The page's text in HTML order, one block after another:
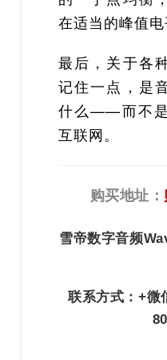
在适当的峰值电
最后，关于各
记住一点，是
什么——而不
互联网。
购买地址：
雪帝数字音频
联系方式：+微